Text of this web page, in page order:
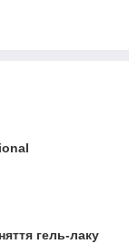
гель-лаку